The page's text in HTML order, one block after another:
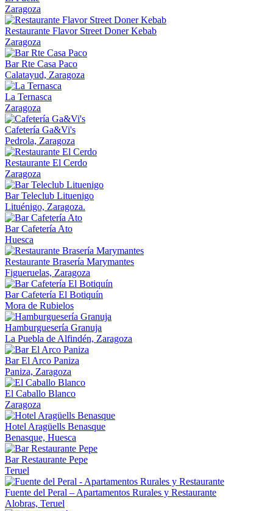
Zaragoza
Restaurante Flavor Street Doner Kebab
Zaragoza
Bar Rte Casa Paco
Calatayud, Zaragoza
La Ternasca
Zaragoza
Cafetería Ga&Vi's
Pedrola, Zaragoza
Restaurante El Cerdo
Zaragoza
Bar Teleclub Lituenigo
Lituénigo, Zaragoza.
Bar Cafetería Ato
Huesca
Restaurante Brasería Marymantes
Figueruelas, Zaragoza
Bar Cafetería El Botiquín
Mora de Rubielos
Hamburguesería Granuja
La Puebla de Alfindén, Zaragoza
Bar El Arco Paniza
Paniza, Zaragoza
El Caballo Blanco
Zaragoza
Hotel Aragüells Benasque
Benasque, Huesca
Bar Restaurante Pepe
Teruel
Fuente del Peral – Apartamentos Rurales y Restaurante
Alobras, Teruel